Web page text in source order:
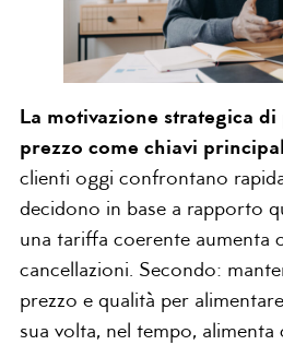
La motivazione strategica
prezzo come chiavi
clienti oggi confrontano
decidono in base a rapporto
una tariffa coerente aumenta
cancellazioni. Secondo:
prezzo e qualità per
sua volta, nel tempo, alimenta